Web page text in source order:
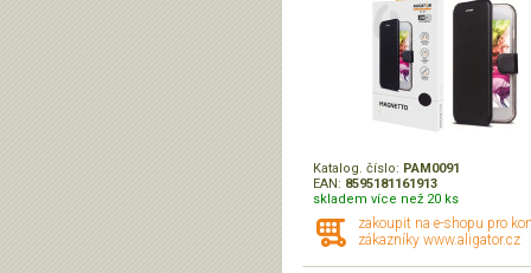
Katalog. číslo: PAM0091
EAN: 8595181161913
skladem více než 20 ks
zakoupit na e-shopu pro
zákazníky www.aligator.cz